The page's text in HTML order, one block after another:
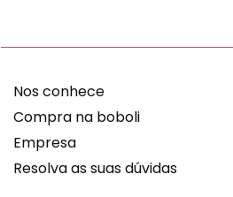
Nos conhece
Compra na boboli
Empresa
Resolva as suas dúvidas